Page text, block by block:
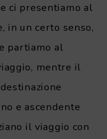
ci presentiamo al
in un certo senso,
partiamo al
mentre il
e ascendente
il viaggio con